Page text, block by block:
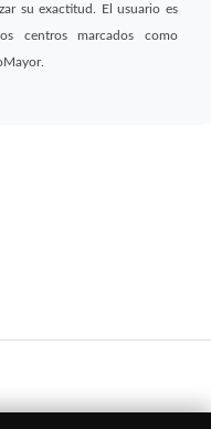
su exactitud. El usuario es
centros marcados como